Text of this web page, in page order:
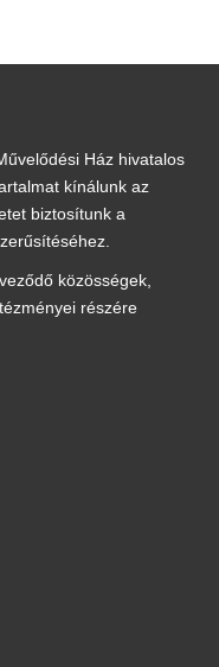
Ház hivatalos
kínálunk az
biztosítunk a
közösségek,
részére